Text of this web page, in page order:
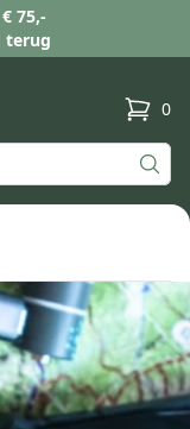
75,-
terug
0